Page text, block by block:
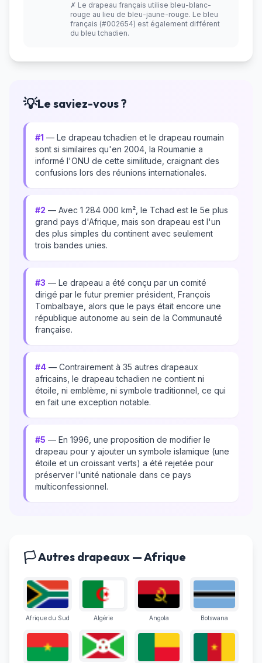
✗ Le drapeau français utilise bleu-blanc-
rouge au lieu de bleu-jaune-rouge. Le bleu
français (#002654) est également différent
du bleu tchadien.
💡Le saviez-vous ?
#1 — Le drapeau tchadien et le drapeau roumain
sont si similaires qu'en 2004, la Roumanie a
informé l'ONU de cette similitude, craignant des
confusions lors des réunions internationales.
#2 — Avec 1 284 000 km², le Tchad est le 5e plus
grand pays d'Afrique, mais son drapeau est l'un
des plus simples du continent avec seulement
trois bandes unies.
#3 — Le drapeau a été conçu par un comité
dirigé par le futur premier président, François
Tombalbaye, alors que le pays était encore une
république autonome au sein de la Communauté
française.
#4 — Contrairement à 35 autres drapeaux
africains, le drapeau tchadien ne contient ni
étoile, ni emblème, ni symbole traditionnel, ce qui
en fait une exception notable.
#5 — En 1996, une proposition de modifier le
drapeau pour y ajouter un symbole islamique (une
étoile et un croissant verts) a été rejetée pour
préserver l'unité nationale dans ce pays
multiconfessionnel.
🏳️ Autres drapeaux — Afrique
Afrique du Sud Algérie Angola Botswana